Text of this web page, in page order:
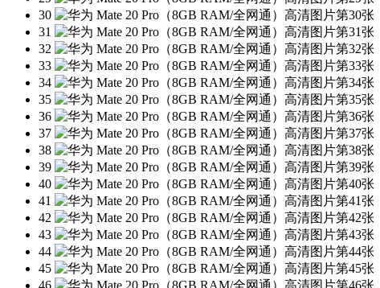
30
31
32
33
34
35
36
37
38
39
40
41
42
43
44
45
46